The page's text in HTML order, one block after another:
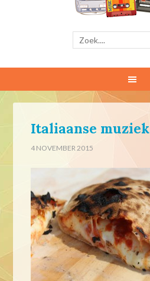
Italiaanse muziek
4 NOVEMBER 2015